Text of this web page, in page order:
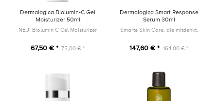
Dermalogica Biolumin-C Gel
Moisturizer 50ml
NEU! Biolumin C Gel Moisturizer
67,50 € * 75,00 € *
Dermalogica Smart Response
Serum 30ml
Smarte Skin Care, die mitdenkt.
147,60 € * 164,00 € *